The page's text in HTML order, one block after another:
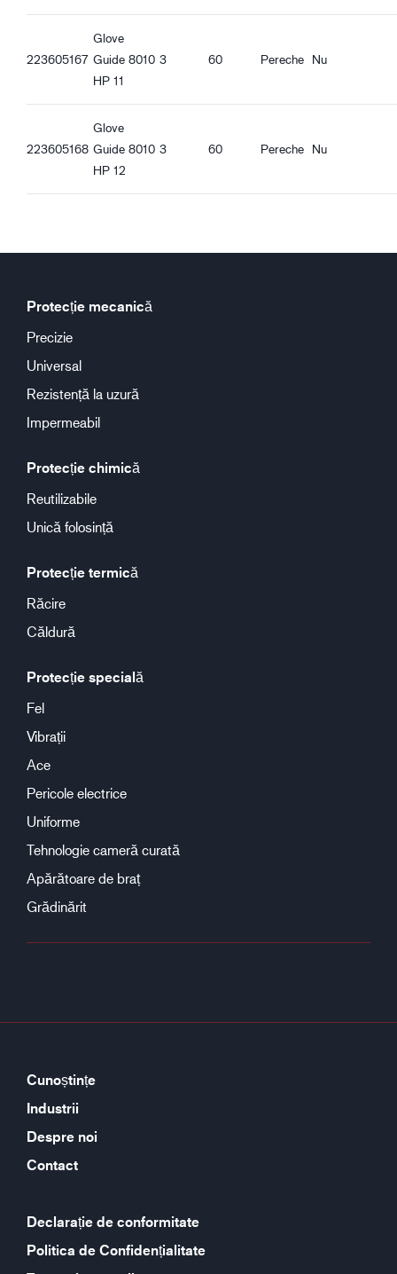
Bună aderență în condiții uscate
Bună aderență în condiții umede
223605167
Glove
Guide 8010
HP 11
3 60 Pereche Nu
223605168
Glove
Guide 8010
HP 12
3 60 Pereche Nu
Protecție mecanică
Precizie
Universal
Rezistență la uzură
Impermeabil
Protecție chimică
Reutilizabile
Unică folosință
Protecție termică
Răcire
Căldură
Protecție specială
Fel
Vibrații
Ace
Pericole electrice
Uniforme
Tehnologie cameră curată
Apărătoare de braț
Grădinărit
Cunoștințe
Industrii
Despre noi
Contact
Declarație de conformitate
Politica de Confidențialitate